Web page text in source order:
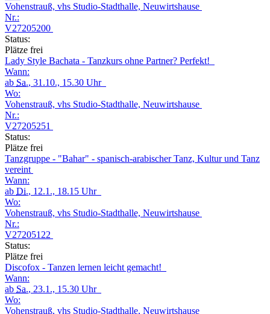
Vohenstrauß, vhs Studio-Stadthalle, Neuwirtshause
Nr.:
V27205200
Status:
Plätze frei
Lady Style Bachata - Tanzkurs ohne Partner? Perfekt!
Wann:
ab Sa., 31.10., 15.30 Uhr
Wo:
Vohenstrauß, vhs Studio-Stadthalle, Neuwirtshause
Nr.:
V27205251
Status:
Plätze frei
Tanzgruppe - "Bahar" - spanisch-arabischer Tanz, Kultur und Tanz
vereint
Wann:
ab Di., 12.1., 18.15 Uhr
Wo:
Vohenstrauß, vhs Studio-Stadthalle, Neuwirtshause
Nr.:
V27205122
Status:
Plätze frei
Discofox - Tanzen lernen leicht gemacht!
Wann:
ab Sa., 23.1., 15.30 Uhr
Wo:
Vohenstrauß, vhs Studio-Stadthalle, Neuwirtshause